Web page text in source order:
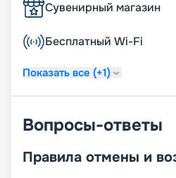
Сувенирный магазин
Бесплатный Wi-Fi
Показать все (+1)
Вопросы-ответы
Правила отмены и